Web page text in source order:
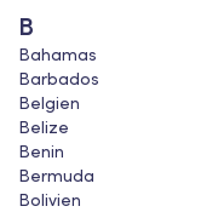
B
Bahamas
Barbados
Belgien
Belize
Benin
Bermuda
Bolivien